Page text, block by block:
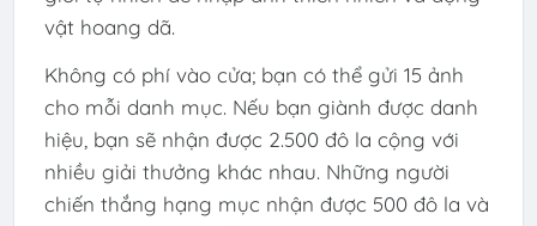
vật hoang dã.
Không có phí vào cửa; bạn có thể gửi 15 ảnh
cho mỗi danh mục. Nếu bạn giành được danh
hiệu, bạn sẽ nhận được 2.500 đô la cộng với
nhiều giải thưởng khác nhau. Những người
chiến thắng hạng mục nhận được 500 đô la và